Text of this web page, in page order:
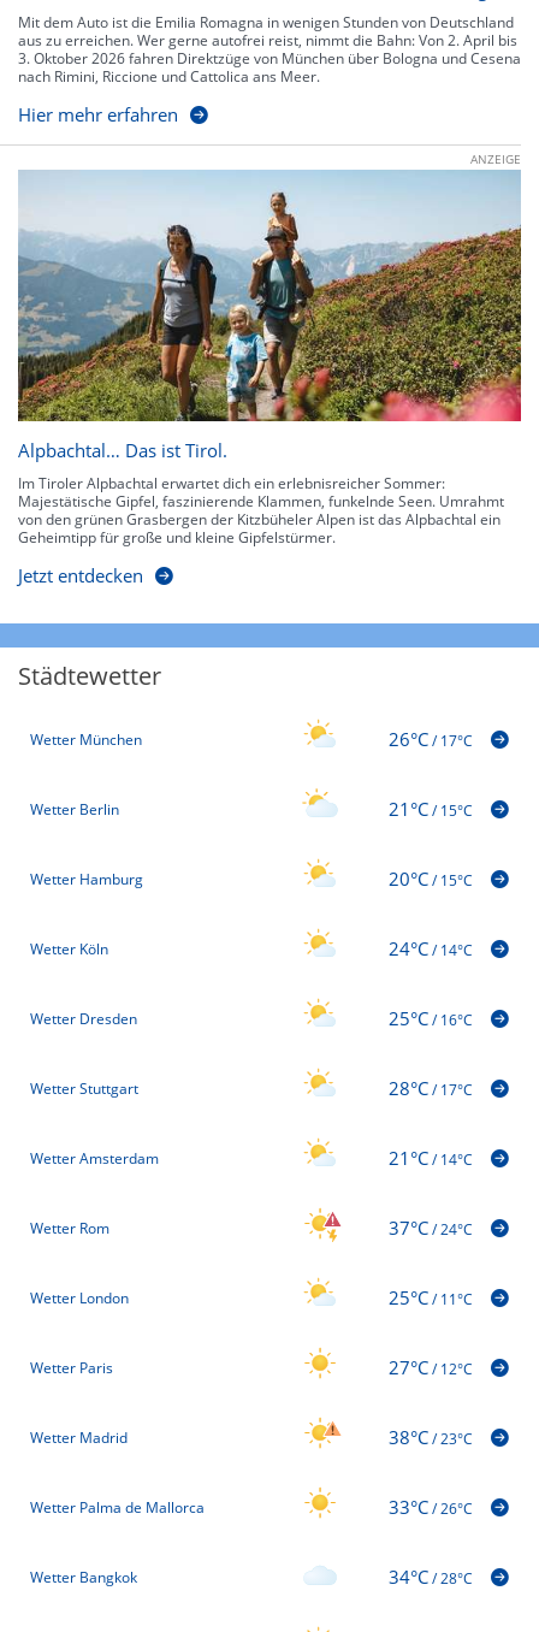
Mit dem Auto ist die Emilia Romagna in wenigen Stunden von Deutschland
aus zu erreichen. Wer gerne autofrei reist, nimmt die Bahn: Von 2. April bis
3. Oktober 2026 fahren Direktzüge von München über Bologna und Cesena
nach Rimini, Riccione und Cattolica ans Meer.
Hier mehr erfahren
ANZEIGE
Alpbachtal… Das ist Tirol.
Im Tiroler Alpbachtal erwartet dich ein erlebnisreicher Sommer:
Majestätische Gipfel, faszinierende Klammen, funkelnde Seen. Umrahmt
von den grünen Grasbergen der Kitzbüheler Alpen ist das Alpbachtal ein
Geheimtipp für große und kleine Gipfelstürmer.
Jetzt entdecken
Städtewetter
Wetter München 26°C/17°C
Wetter Berlin 21°C/15°C
Wetter Hamburg 20°C/15°C
Wetter Köln 24°C/14°C
Wetter Dresden 25°C/16°C
Wetter Stuttgart 28°C/17°C
Wetter Amsterdam 21°C/14°C
Wetter Rom 37°C/24°C
Wetter London 25°C/11°C
Wetter Paris 27°C/12°C
Wetter Madrid 38°C/23°C
Wetter Palma de Mallorca 33°C/26°C
Wetter Bangkok 34°C/28°C